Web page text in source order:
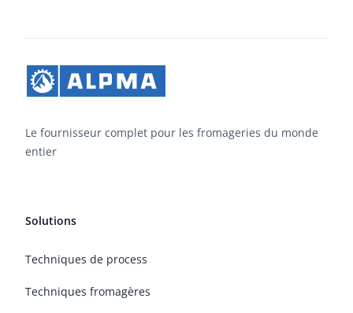
Le fournisseur complet pour les fromageries du monde
entier
Solutions
Techniques de process
Techniques fromagères